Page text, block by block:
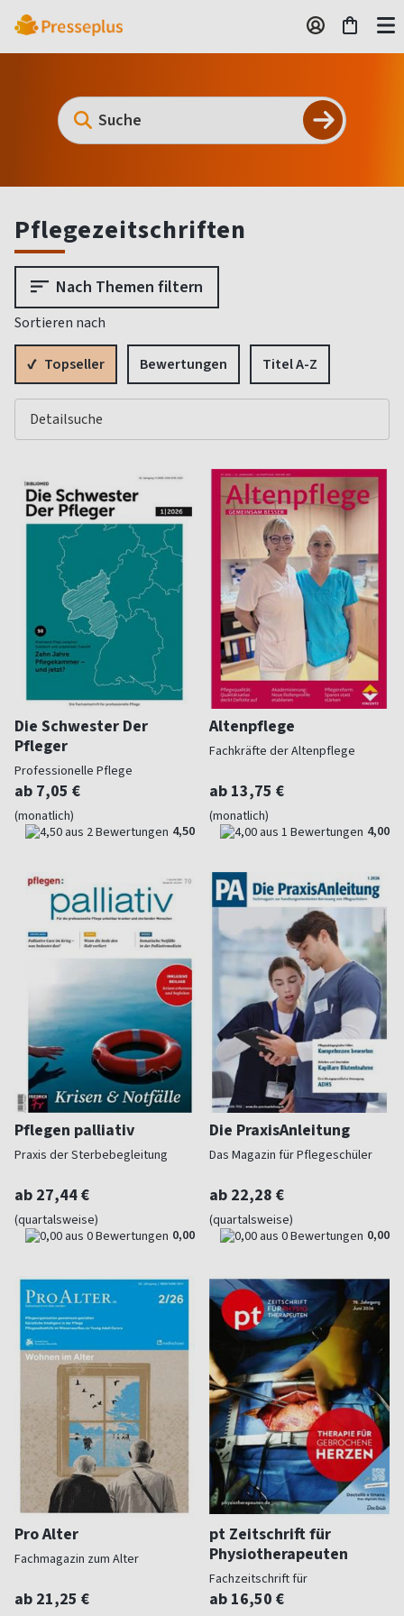
Pflegezeitschriften
Nach Themen filtern
Sortieren nach
Topseller Bewertungen Titel A-Z
Die Schwester Der
Pfleger
Professionelle Pflege
ab 7,05 €
(monatlich)
4,50
Altenpflege
Fachkräfte der Altenpflege
ab 13,75 €
(monatlich)
4,00
Pflegen palliativ
Praxis der Sterbebegleitung
ab 27,44 €
(quartalsweise)
0,00
Die PraxisAnleitung
Das Magazin für Pflegeschüler
ab 22,28 €
(quartalsweise)
0,00
Pro Alter
Fachmagazin zum Alter
ab 21,25 €
pt Zeitschrift für
Physiotherapeuten
Fachzeitschrift für
Physiotherapie
ab 16,50 €